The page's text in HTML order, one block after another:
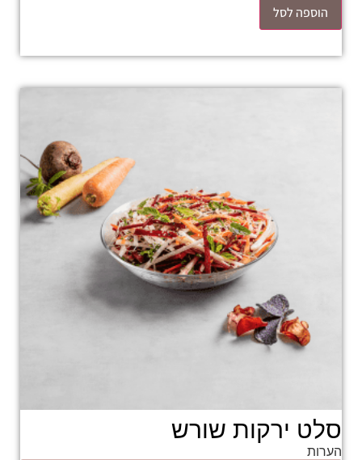
הוספה לסל
סלט ירקות שורש
הערות